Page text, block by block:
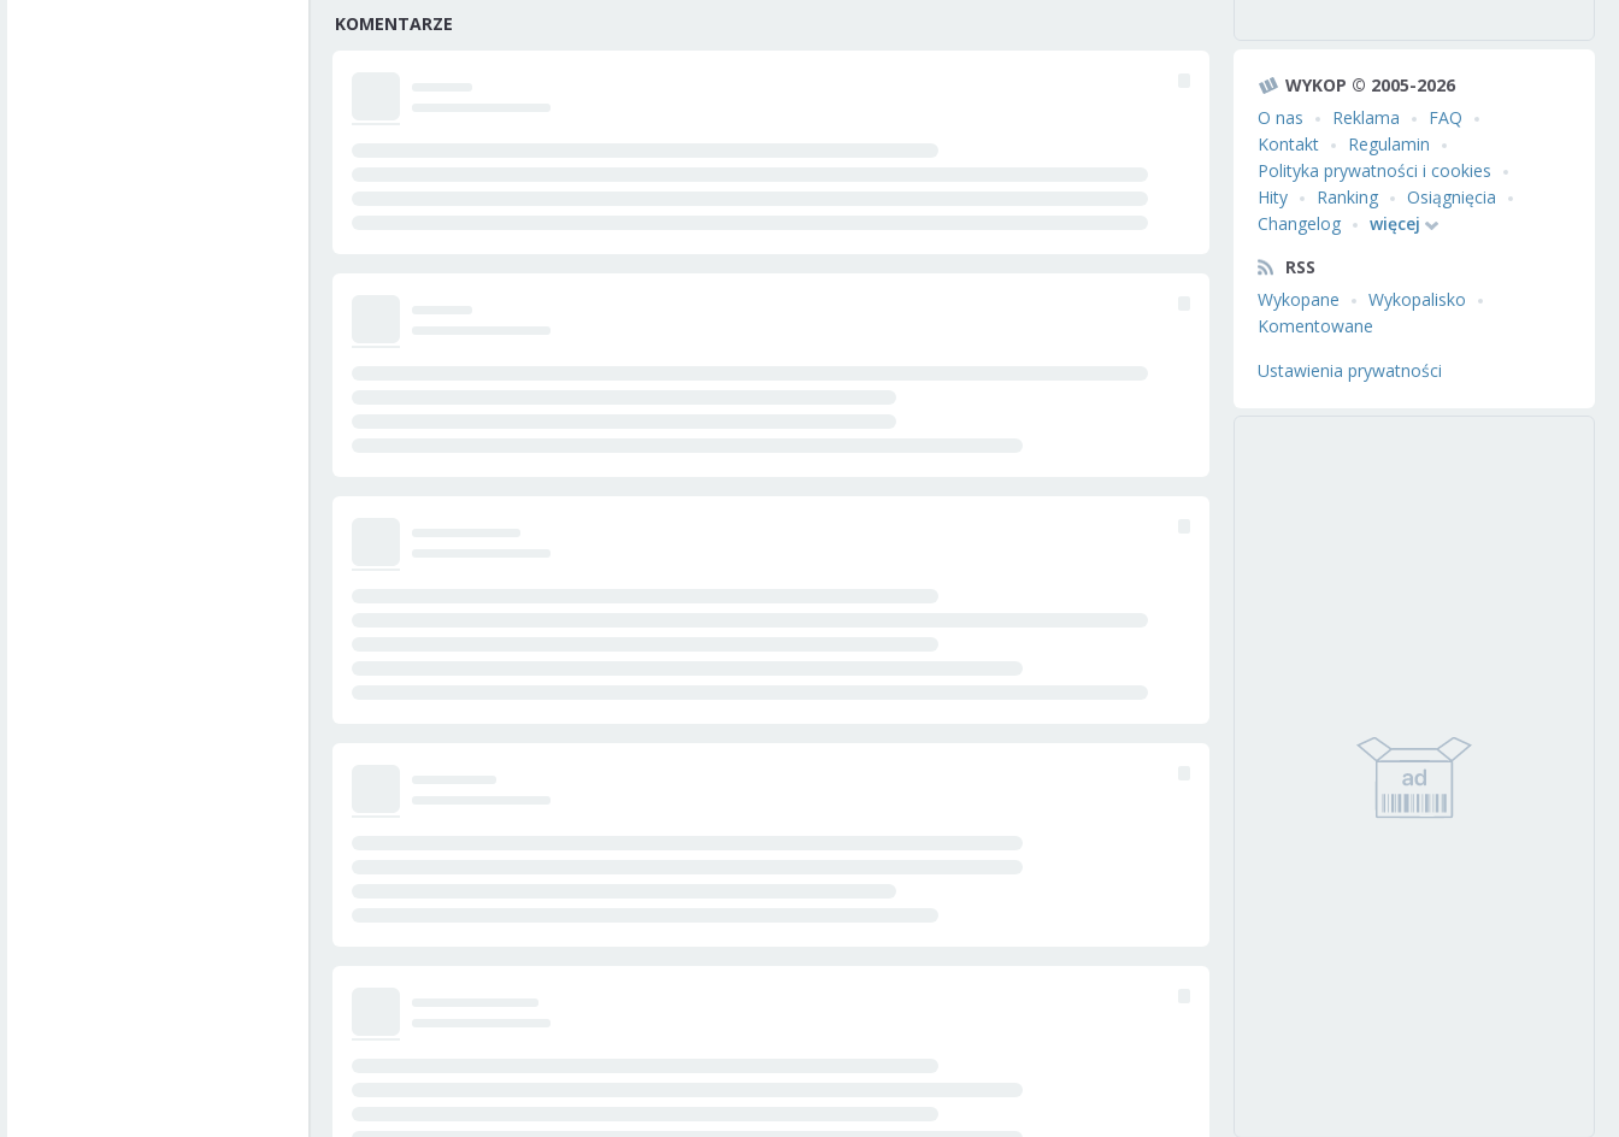
KOMENTARZE
WYKOP © 2005-2026
O nas
Reklama
FAQ
Kontakt
Regulamin
Polityka prywatności i cookies
Hity
Ranking
Osiągnięcia
Changelog
więcej
RSS
Wykopane
Wykopalisko
Komentowane
Ustawienia prywatności